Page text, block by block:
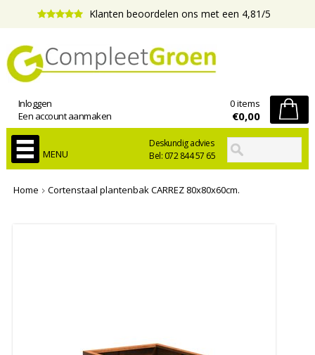
Klanten beoordelen ons met een 4,81/5
Deskundig advies
Bel: 072 844 57 65
Inloggen
Een account aanmaken
0 items
€0,00
MENU
Home Cortenstaal plantenbak CARREZ 80x80x60cm.